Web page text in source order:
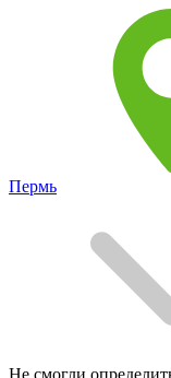
Пермь
Не смогли